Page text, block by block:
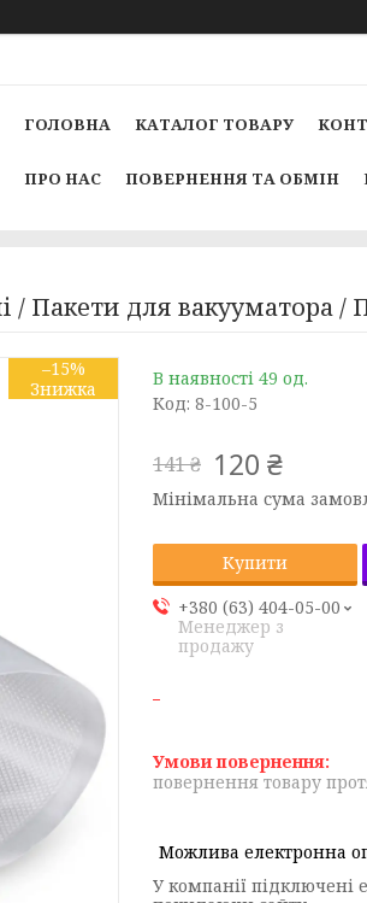
ГОЛОВНА КАТАЛОГ ТОВАРУ
ПРО НАС ПОВЕРНЕННЯ ТА ОБМІН
/ Пакети для вакууматора /
–15%
В наявності 49 од.
Код: 8-100-5
141 ₴ 120 ₴
Мінімальна сума
Купити
+380 (63) 404-05-00
Менеджер з
продажу
повернення товару
У компанії підключені